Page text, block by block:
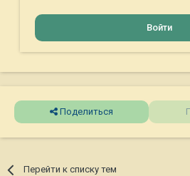
Войти
Поделиться
Перейти к списку тем